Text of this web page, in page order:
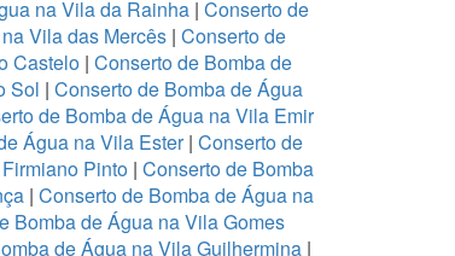
na Vila da Rainha | Conserto de
Vila das Mercês| Conserto de
Castelo| Conserto de Bomba de
Sol | Conserto de Bomba de Água
de Bomba de Água na Vila Emir
Água na Vila Ester| Conserto de
Pinto| Conserto de Bomba
| Conserto de Bomba de Água na
Bomba de Água na Vila Gomes
de Água na Vila Guilhermina |